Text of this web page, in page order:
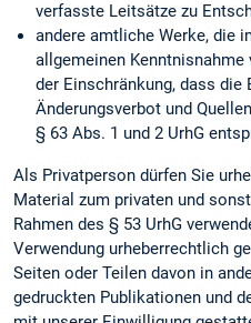
verfasste Leitsätze zu
andere amtliche Werke, die
allgemeinen
der Einschränkung, dass die
Änderungsverbot und
§ 63 Abs. 1 und 2 UrhG
Als Privatperson dürfen Sie
Material zum privaten und
Rahmen des § 53 UrhG
Verwendung urheberrechtlich
Seiten oder Teilen davon in
gedruckten Publikationen und